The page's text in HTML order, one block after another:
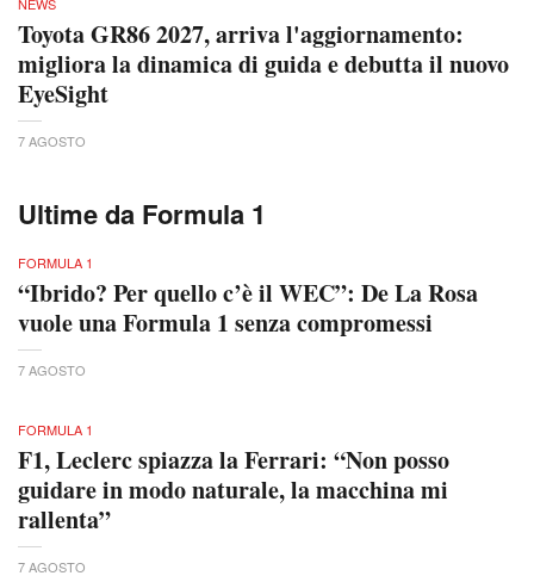
Toyota GR86 2027, arriva l'aggiornamento:
migliora la dinamica di guida e debutta il nuovo
EyeSight
7 AGOSTO
Ultime da Formula 1
FORMULA 1
“Ibrido? Per quello c’è il WEC”: De La Rosa
vuole una Formula 1 senza compromessi
7 AGOSTO
FORMULA 1
F1, Leclerc spiazza la Ferrari: “Non posso
guidare in modo naturale, la macchina mi
rallenta”
7 AGOSTO